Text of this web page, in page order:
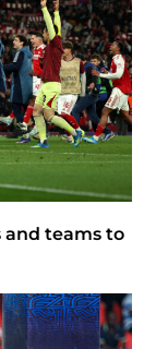
and teams to